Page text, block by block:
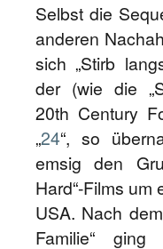
Selbst die
anderen
sich „Stirb
der (wie die
20th Century
„24“, so
emsig den
Hard“-Films um
USA. Nach
Familie“